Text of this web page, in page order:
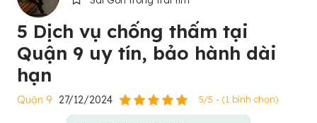
5 Dịch vụ chống thấm tại
Quận 9 uy tín, bảo hành dài
hạn
Quận 9 27/12/2024 5/5 - (1 bình chọn)